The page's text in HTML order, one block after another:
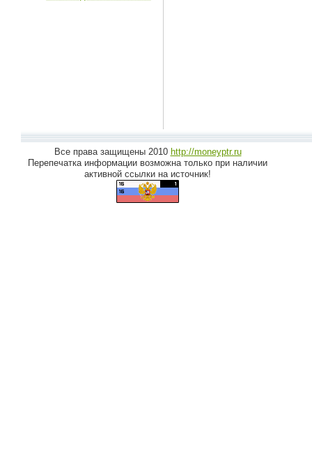
Все права защищены 2010 http://moneyptr.ru
Перепечатка информации возможна только при наличии
активной ссылки на источник!